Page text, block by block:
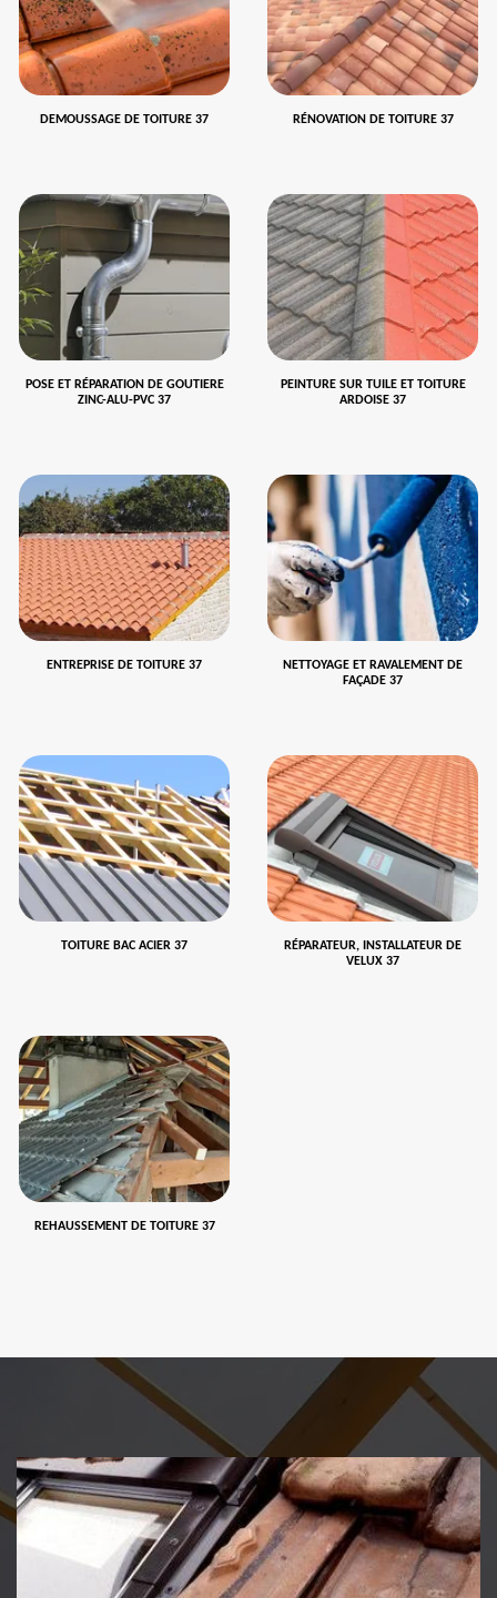
DEMOUSSAGE DE TOITURE 37 RÉNOVATION DE TOITURE 37
POSE ET RÉPARATION DE GOUTIERE
ZINC-ALU-PVC 37
PEINTURE SUR TUILE ET TOITURE
ARDOISE 37
ENTREPRISE DE TOITURE 37
NETTOYAGE ET RAVALEMENT DE
FAÇADE 37
TOITURE BAC ACIER 37
RÉPARATEUR, INSTALLATEUR DE
VELUX 37
REHAUSSEMENT DE TOITURE 37